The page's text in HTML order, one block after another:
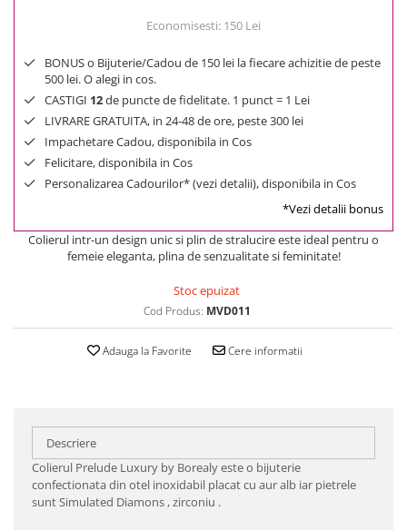
Economisesti: 150 Lei
BONUS o Bijuterie/Cadou de 150 lei la fiecare achizitie de peste
500 lei. O alegi in cos.
CASTIGI 12de puncte de fidelitate. 1 punct = 1 Lei
LIVRARE GRATUITA, in 24-48 de ore, peste 300 lei
Impachetare Cadou, disponibila in Cos
Felicitare, disponibila in Cos
Personalizarea Cadourilor* (vezi detalii), disponibila in Cos
*Vezi detalii bonus
Colierul intr-un design unic si plin de stralucire este ideal pentru o
femeie eleganta, plina de senzualitate si feminitate!
Stoc epuizat
Cod Produs: MVD011
Adauga la Favorite Cere informatii
Descriere
Colierul Prelude Luxury by Borealy este o bijuterie
confectionata din otel inoxidabil placat cu aur alb iar pietrele
sunt Simulated Diamons , zirconiu .